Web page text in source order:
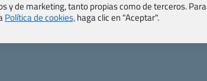
CIF: B76740091
Tfno: +34 922-97-17-27
y de marketing, tanto propias como de terceros. Para
Política de cookies,haga clic en "Aceptar".